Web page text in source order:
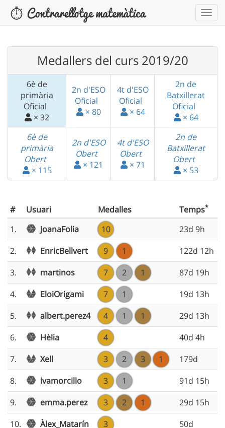
Medallers del curs 2019/20
6è de
primària
Oficial
× 32
2n d'ESO
Oficial
× 80
4t d'ESO
Oficial
× 64
2n de
Batxillerat
Oficial
× 64
6è de
primària
Obert
× 115
2n d'ESO
Obert
× 121
4t d'ESO
Obert
× 71
2n de
Batxillerat
Obert
× 53
# Usuari Medalles Temps*
1. JoanaFolia 10
23d 9h
2.
EnricBellvert 9 1
122d 12h
3.
martinos 7 2 1
87d 19h
4.
EloiOrigami 7 1
19d 13h
5.
albert.perez4 4 1 1
29d 13h
6.
Hèlia 4
40d 4h
7.
Xell 3 2 3 1
179d
8.
ivamorcillo 3 1
91d 15h
9.
emma.perez 3 2 1
29d 15h
10.
Àlex_Matarín 3
50d